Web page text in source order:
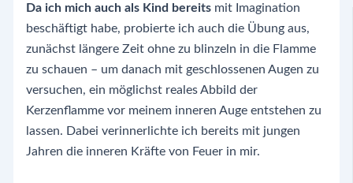
Da ich mich auch als Kind bereitsmit Imagination
beschäftigt habe, probierte ich auch die Übung aus,
zunächst längere Zeit ohne zu blinzeln in die Flamme
zu schauen – um danach mit geschlossenen Augen zu
versuchen, ein möglichst reales Abbild der
Kerzenflamme vor meinem inneren Auge entstehen zu
lassen. Dabei verinnerlichte ich bereits mit jungen
Jahren die inneren Kräfte von Feuer in mir.